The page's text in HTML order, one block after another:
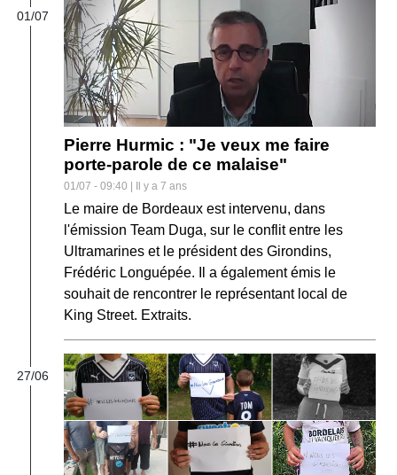
01/07
Pierre Hurmic : "Je veux me faire
porte-parole de ce malaise"
01/07 - 09:40 | Il y a 7 ans
Le maire de Bordeaux est intervenu, dans
l'émission Team Duga, sur le conflit entre les
Ultramarines et le président des Girondins,
Frédéric Longuépée. Il a également émis le
souhait de rencontrer le représentant local de
King Street. Extraits.
27/06